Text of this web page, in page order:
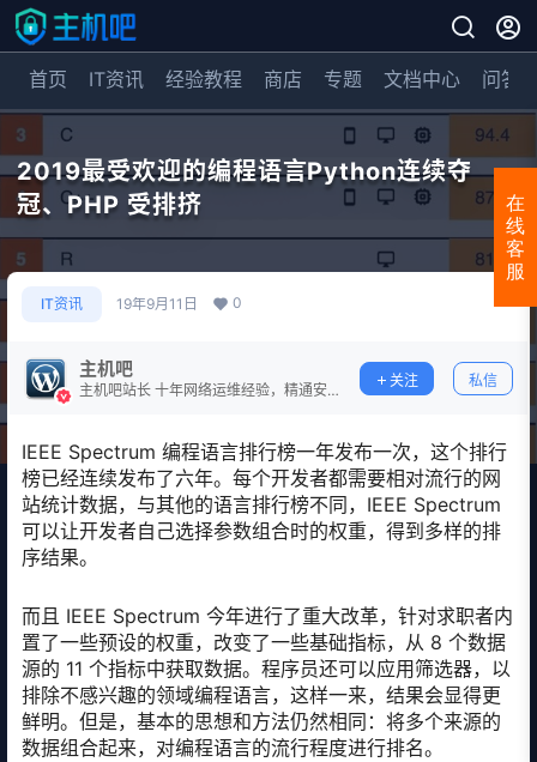
首页 IT资讯 经验教程 商店 专题 文档中心 问答
2019最受欢迎的编程语言Python连续夺
冠、PHP 受排挤
IT资讯 19年9月11日 0
主机吧
主机吧站长 十年网络运维经验，精通安
关注 私信
IEEE Spectrum 编程语言排行榜一年发布一次，这个排行
榜已经连续发布了六年。每个开发者都需要相对流行的网
站统计数据，与其他的语言排行榜不同，IEEE Spectrum
可以让开发者自己选择参数组合时的权重，得到多样的排
序结果。
而且 IEEE Spectrum 今年进行了重大改革，针对求职者内
置了一些预设的权重，改变了一些基础指标，从 8 个数据
源的 11 个指标中获取数据。程序员还可以应用筛选器，以
排除不感兴趣的领域编程语言，这样一来，结果会显得更
鲜明。但是，基本的思想和方法仍然相同：将多个来源的
数据组合起来，对编程语言的流行程度进行排名。
在
线
客
服